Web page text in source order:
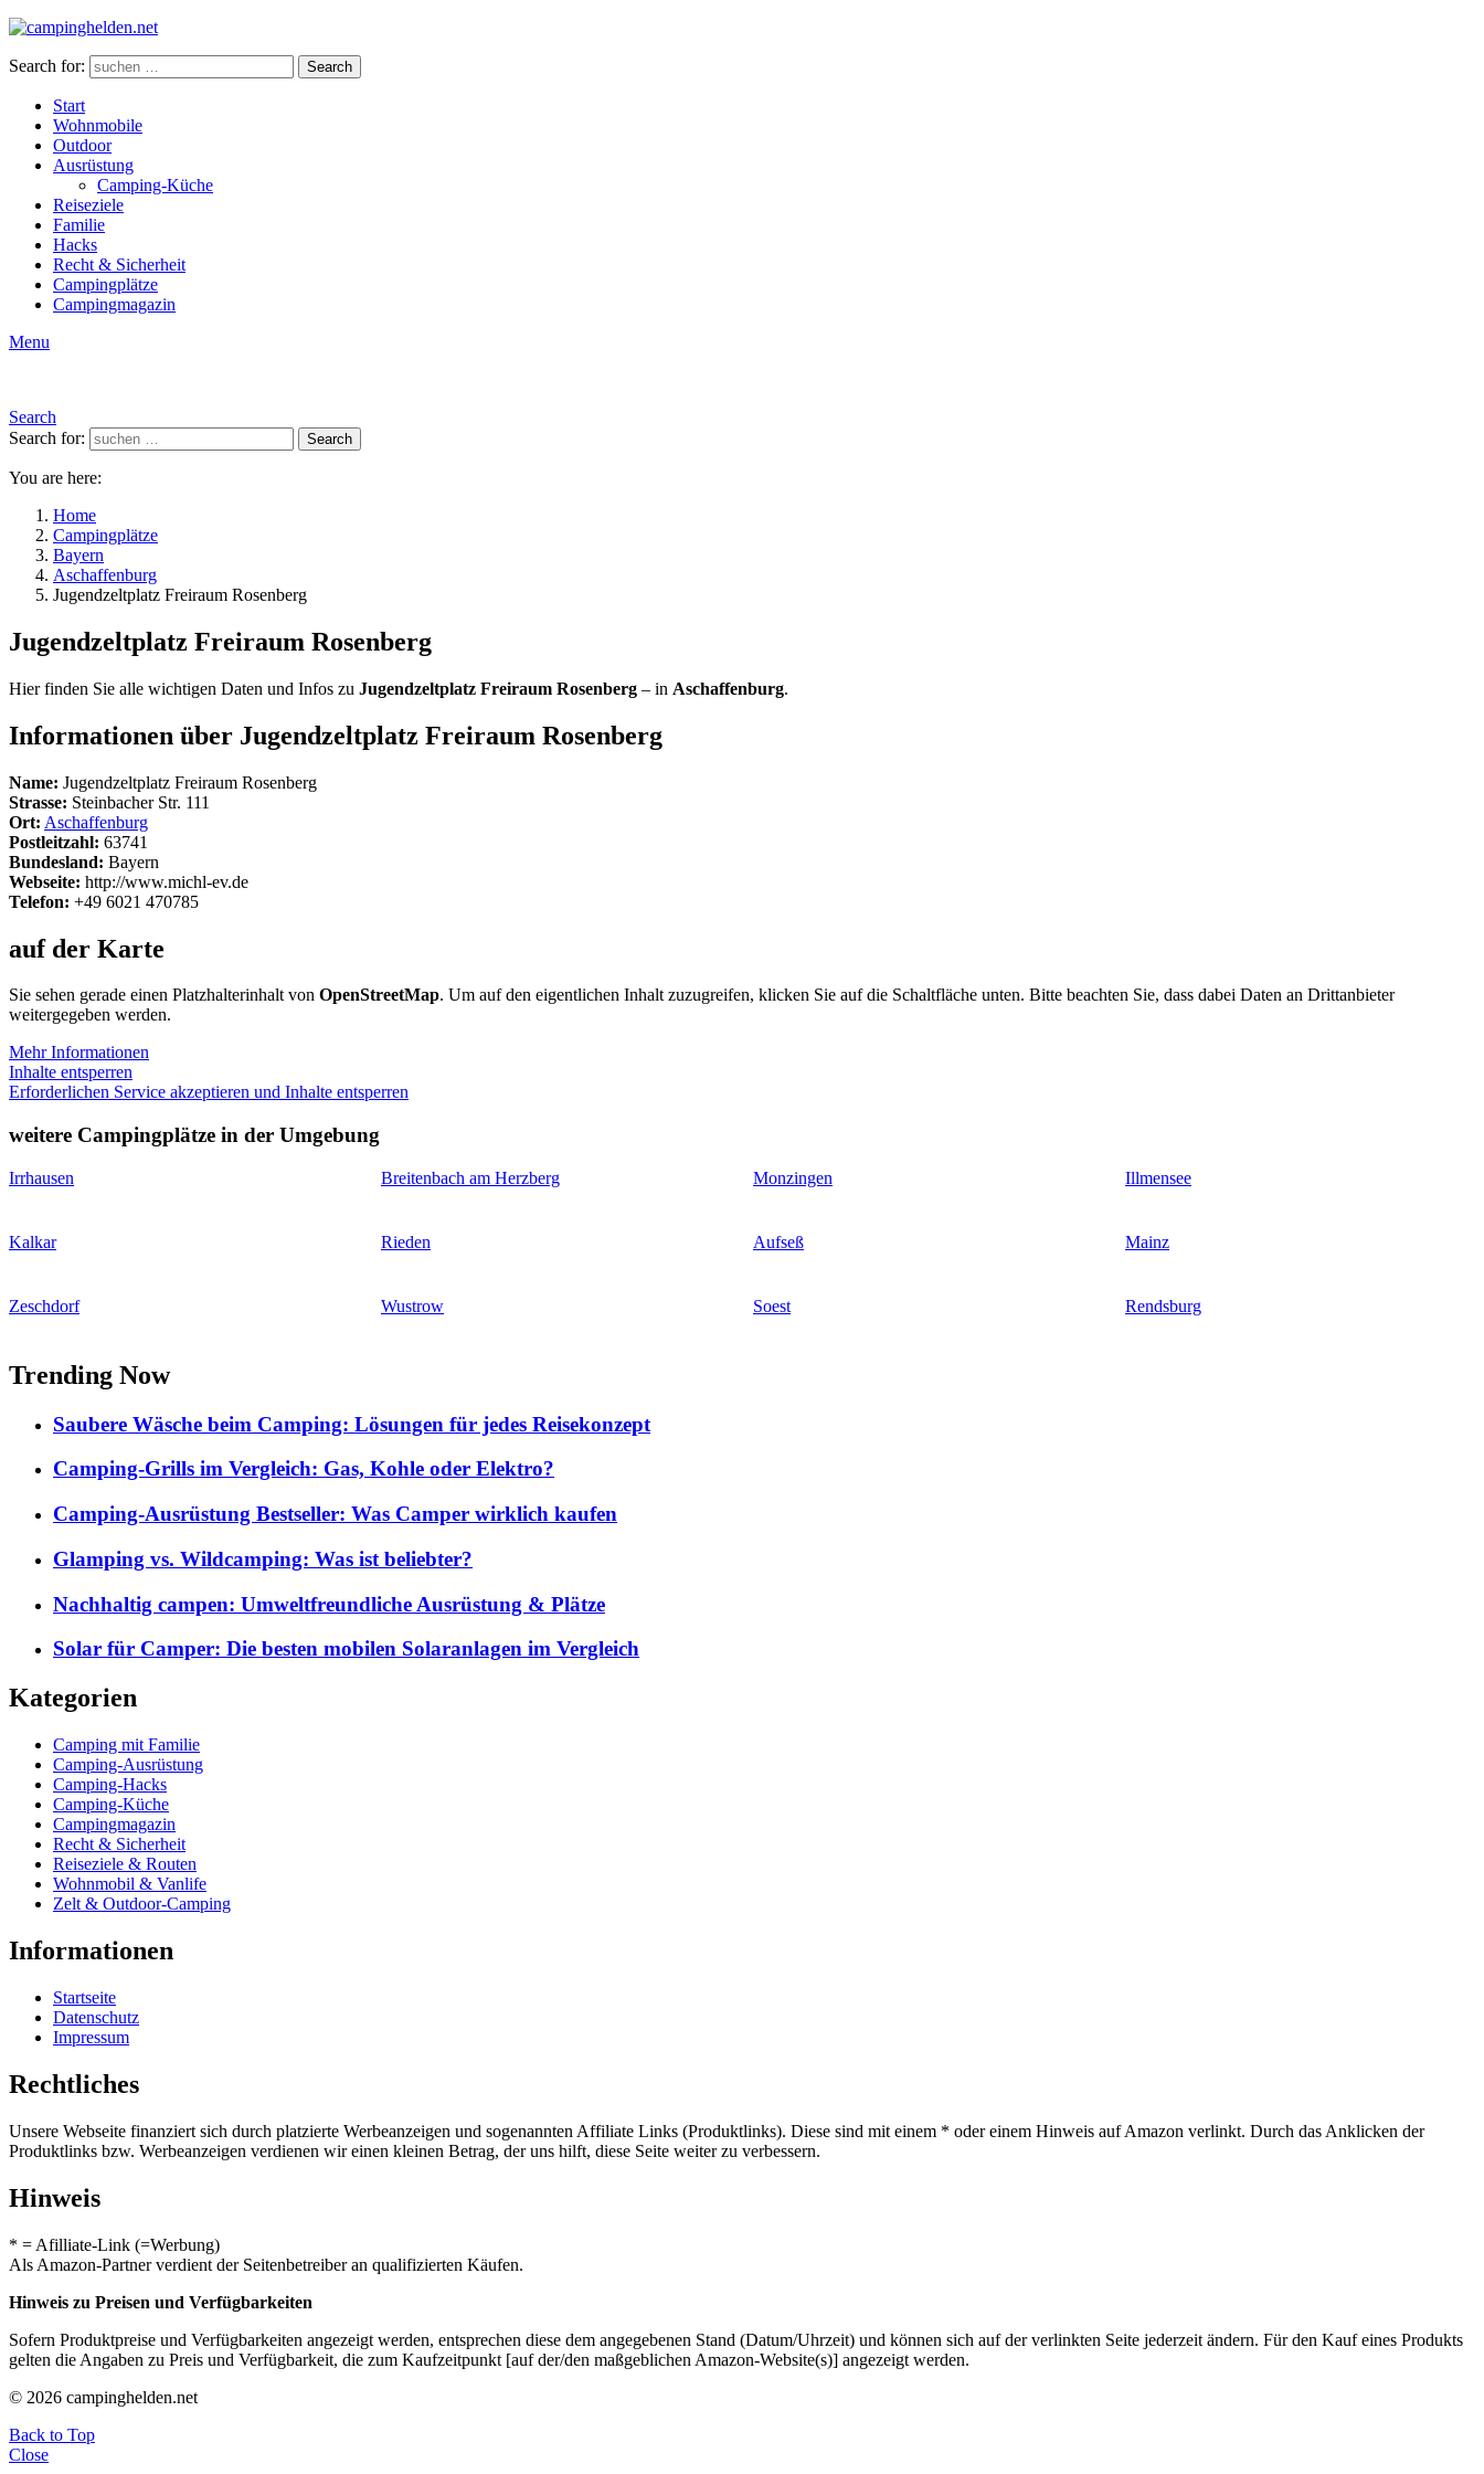
Search for: Search
Start
Wohnmobile
Outdoor
Ausrüstung
Camping-Küche
Reiseziele
Familie
Hacks
Recht & Sicherheit
Campingplätze
Campingmagazin
Menu
Search
Search for:
Search
You are here:
Home
Campingplätze
Bayern
Aschaffenburg
Jugendzeltplatz Freiraum Rosenberg
Jugendzeltplatz Freiraum Rosenberg
Hier finden Sie alle wichtigen Daten und Infos zu Jugendzeltplatz Freiraum Rosenberg – in Aschaffenburg.
Informationen über Jugendzeltplatz Freiraum Rosenberg
Name: Jugendzeltplatz Freiraum Rosenberg
Strasse: Steinbacher Str. 111
Ort: Aschaffenburg
Postleitzahl: 63741
Bundesland: Bayern
Webseite: http://www.michl-ev.de
Telefon: +49 6021 470785
auf der Karte
Sie sehen gerade einen Platzhalterinhalt von OpenStreetMap. Um auf den eigentlichen Inhalt zuzugreifen, klicken Sie auf die Schaltfläche unten. Bitte beachten Sie, dass dabei Daten an Drittanbieter
weitergegeben werden.
Mehr Informationen
Inhalte entsperren
Erforderlichen Service akzeptieren und Inhalte entsperren
weitere Campingplätze in der Umgebung
Irrhausen Breitenbach am Herzberg Monzingen Illmensee
Kalkar Rieden Aufseß Mainz
Zeschdorf Wustrow Soest Rendsburg
Trending Now
Saubere Wäsche beim Camping: Lösungen für jedes Reisekonzept
Camping-Grills im Vergleich: Gas, Kohle oder Elektro?
Camping-Ausrüstung Bestseller: Was Camper wirklich kaufen
Glamping vs. Wildcamping: Was ist beliebter?
Nachhaltig campen: Umweltfreundliche Ausrüstung & Plätze
Solar für Camper: Die besten mobilen Solaranlagen im Vergleich
Kategorien
Camping mit Familie
Camping-Ausrüstung
Camping-Hacks
Camping-Küche
Campingmagazin
Recht & Sicherheit
Reiseziele & Routen
Wohnmobil & Vanlife
Zelt & Outdoor-Camping
Informationen
Startseite
Datenschutz
Impressum
Rechtliches
Unsere Webseite finanziert sich durch platzierte Werbeanzeigen und sogenannten Affiliate Links (Produktlinks). Diese sind mit einem * oder einem Hinweis auf Amazon verlinkt. Durch das Anklicken der
Produktlinks bzw. Werbeanzeigen verdienen wir einen kleinen Betrag, der uns hilft, diese Seite weiter zu verbessern.
Hinweis
* = Afilliate-Link (=Werbung)
Als Amazon-Partner verdient der Seitenbetreiber an qualifizierten Käufen.
Hinweis zu Preisen und Verfügbarkeiten
Sofern Produktpreise und Verfügbarkeiten angezeigt werden, entsprechen diese dem angegebenen Stand (Datum/Uhrzeit) und können sich auf der verlinkten Seite jederzeit ändern. Für den Kauf eines Produkts
gelten die Angaben zu Preis und Verfügbarkeit, die zum Kaufzeitpunkt [auf der/den maßgeblichen Amazon-Website(s)] angezeigt werden.
© 2026 campinghelden.net
Back to Top
Close